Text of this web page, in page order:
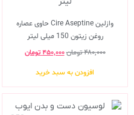
وازلین Cire Aseptine حاوی عصاره
روغن زیتون 150 میلی لیتر
۴۸۰,۰۰۰تومان۴۵۰,۰۰۰تومان
افزودن به سبد خرید